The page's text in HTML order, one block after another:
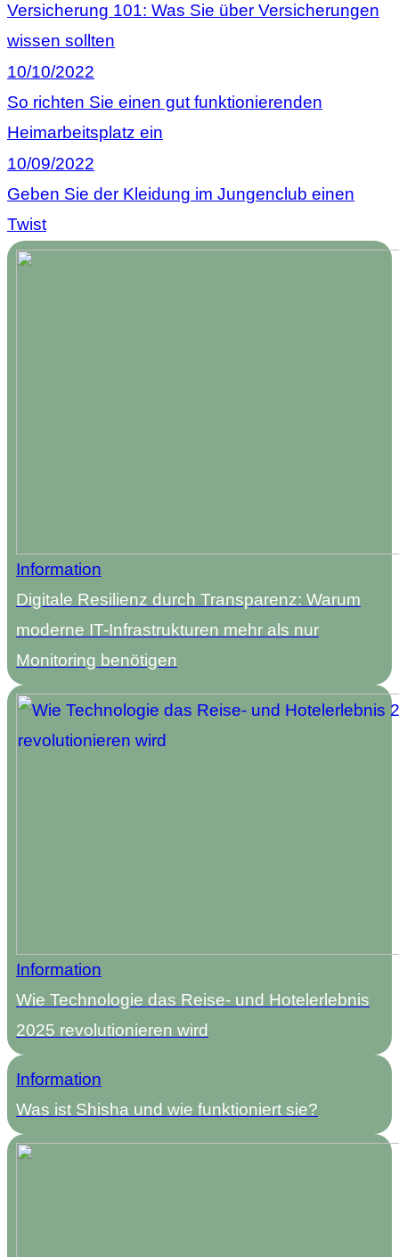
Versicherung 101: Was Sie über Versicherungen
wissen sollten
10/10/2022
So richten Sie einen gut funktionierenden
Heimarbeitsplatz ein
10/09/2022
Geben Sie der Kleidung im Jungenclub einen
Twist
Information
Digitale Resilienz durch Transparenz: Warum
moderne IT-Infrastrukturen mehr als nur
Monitoring benötigen
Information
Wie Technologie das Reise- und Hotelerlebnis
2025 revolutionieren wird
Information
Was ist Shisha und wie funktioniert sie?